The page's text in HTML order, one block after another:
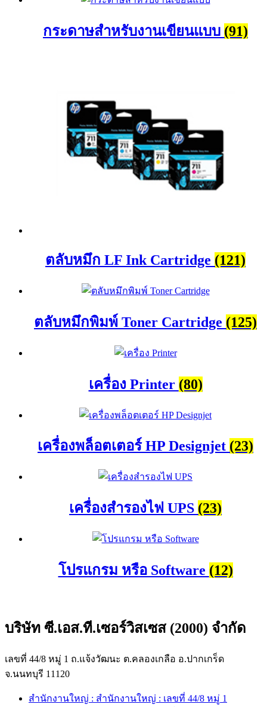
กระดาษสำหรับงานเขียนแบบ (91)
ตลับหมึก LF Ink Cartridge (121)
ตลับหมึกพิมพ์ Toner Cartridge (125)
เครื่อง Printer (80)
เครื่องพล็อตเตอร์ HP Designjet (23)
เครื่องสำรองไฟ UPS (23)
โปรแกรม หรือ Software (12)
บริษัท ซี.เอส.ที.เซอร์วิสเซส (2000) จำกัด
เลขที่ 44/8 หมู่ 1 ถ.แจ้งวัฒนะ ต.คลองเกลือ อ.ปากเกร็ด
จ.นนทบุรี 11120
สำนักงานใหญ่ : สำนักงานใหญ่ : เลขที่ 44/8 หมู่ 1